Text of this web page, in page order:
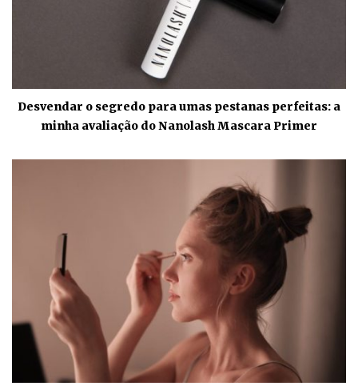
Desvendar o segredo para umas pestanas perfeitas: a
minha avaliação do Nanolash Mascara Primer